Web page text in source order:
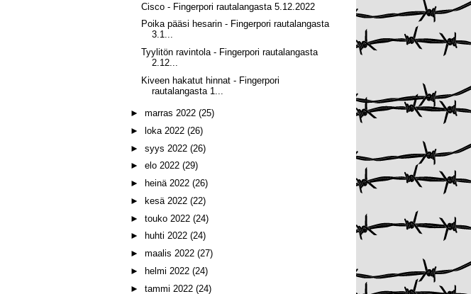
Cisco - Fingerpori rautalangasta 5.12.2022
Poika pääsi hesarin - Fingerpori rautalangasta
3.1...
Tyylitön ravintola - Fingerpori rautalangasta
2.12...
Kiveen hakatut hinnat - Fingerpori
rautalangasta 1...
► marras 2022 (25)
►
loka 2022 (26)
► syys 2022 (26)
► elo 2022 (29)
►
heinä 2022 (26)
►
kesä 2022 (22)
► touko 2022 (24)
►
huhti 2022 (24)
► maalis 2022 (27)
►
helmi 2022 (24)
► tammi 2022 (24)